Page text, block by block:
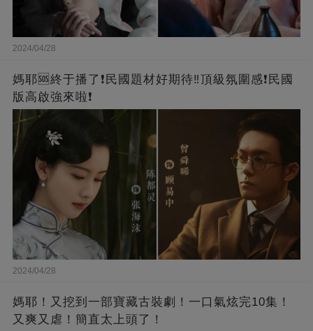
2024/04/28
媽耶🆘終于播了❗️民國題材好期待‼️頂級氛圍感❗️民國
版高啟強來啦❗
2024/04/28
媽耶！又挖到一部寶藏古裝劇！一口氣炫完10集！
又爽又虐！簡直太上頭了！